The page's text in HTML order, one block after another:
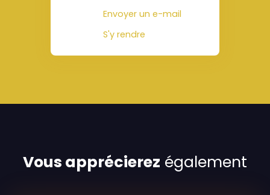
Envoyer un e-mail
S'y rendre
Vous apprécierez également